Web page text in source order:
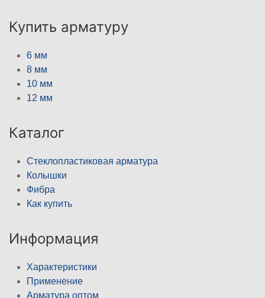
Купить арматуру
6 мм
8 мм
10 мм
12 мм
Каталог
Стеклопластиковая арматура
Колышки
Фибра
Как купить
Информация
Характеристики
Применение
Арматура оптом